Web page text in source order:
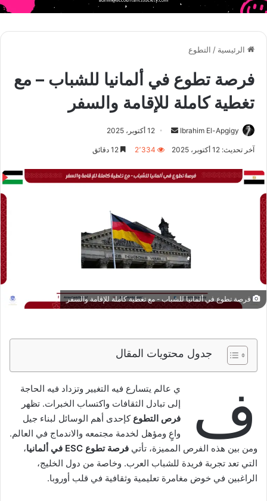
الرئيسية / التطوع
فرصة تطوع في ألمانيا للشباب – مع
تغطية كاملة للإقامة والسفر
Ibrahim El-Apgigy
أرسل 12 أكتوبر، 2025
آخر تحديث: 12 أكتوبر، 2025 2٬334
فرصة تطوع في ألمانيا للشباب - مع تغطية كاملة للإقامة والسفر
جدول محتويات المقال
ف
ي عالم يتسارع فيه التغيير وتزداد فيه الحاجة
إلى تبادل الثقافات واكتساب الخبرات. تظهر
فرص التطوع كإحدى أهم الوسائل لبناء جيل
واعٍ ومؤهل لخدمة مجتمعه والاندماج في العالم.
ومن بين هذه الفرص المميزة، تأتي فرصة تطوع ESC في ألمانيا
،
التي تعد تجربة فريدة للشباب العرب. وخاصة من دول الخليج،
الراغبين في خوض مغامرة تعليمية وثقافية في قلب أوروبا.